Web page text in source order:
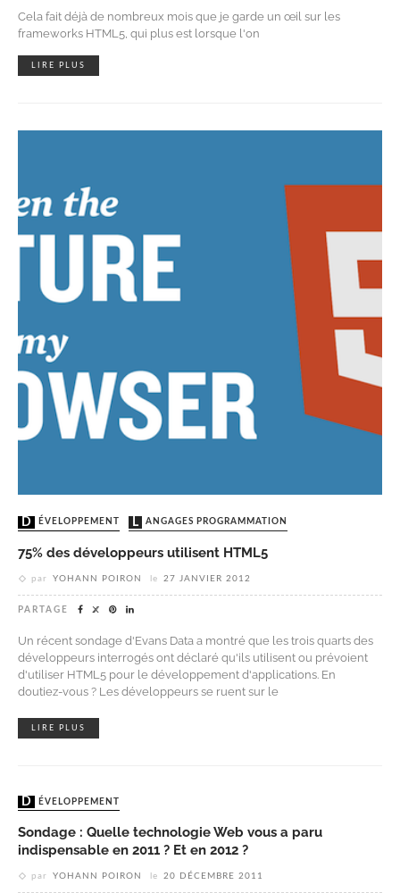
Cela fait déjà de nombreux mois que je garde un œil sur les
frameworks HTML5, qui plus est lorsque l'on
LIRE PLUS
DÉVELOPPEMENT LANGAGES PROGRAMMATION
75% des développeurs utilisent HTML5
par YOHANN POIRON le 27 JANVIER 2012
PARTAGE
Un récent sondage d'Evans Data a montré que les trois quarts des
développeurs interrogés ont déclaré qu'ils utilisent ou prévoient
d'utiliser HTML5 pour le développement d'applications. En
doutiez-vous ? Les développeurs se ruent sur ​​le
LIRE PLUS
DÉVELOPPEMENT
Sondage : Quelle technologie Web vous a paru
indispensable en 2011 ? Et en 2012 ?
par YOHANN POIRON le 20 DÉCEMBRE 2011